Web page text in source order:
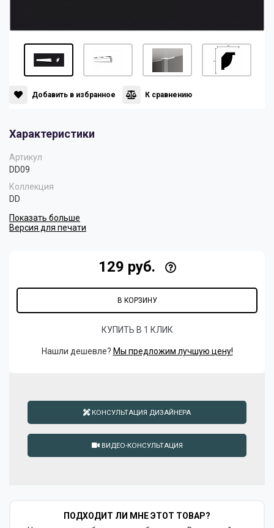
Пилястры
Плинтусы
Скрытое освещение
Нео Классика
Султан
Хай Тек
Цветные плинтусы
Добавить в избранное К сравнению
Характеристики
Артикул
DD09
Коллекция
DD
Показать больше
Версия для печати
129 руб.
В КОРЗИНУ
КУПИТЬ В 1 КЛИК
Нашли дешевле? Мы предложим лучшую цену!
КОНСУЛЬТАЦИЯ ДИЗАЙНЕРА
ВИДЕО-КОНСУЛЬТАЦИЯ
ПОДХОДИТ ЛИ МНЕ ЭТОТ ТОВАР?